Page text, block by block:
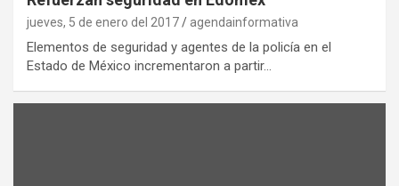
jueves, 5 de enero del 2017 agendainformativa
Elementos de seguridad y agentes de la policía en el
Estado de México incrementaron a partir…